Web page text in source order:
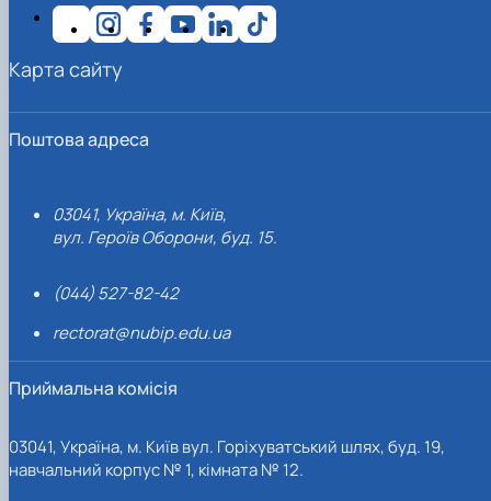
Поштова адреса
03041, Україна, м. Київ,
вул. Героїв Оборони, буд. 15.
(044) 527-82-42
rectorat@nubip.edu.ua
Приймальна комісія
03041, Україна, м. Київ вул. Горіхуватський шлях, буд. 19,
навчальний корпус № 1, кімната № 12.
Карта сайту